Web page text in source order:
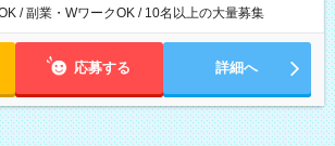
/ 副業・WワークOK / 10名以上の大量募集
応募する 詳細へ